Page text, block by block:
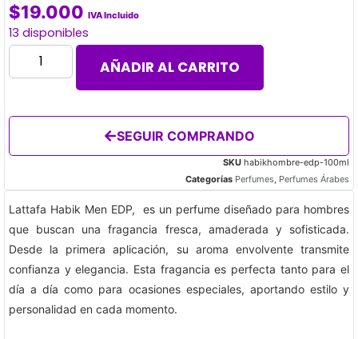
$19.000 IVA Incluido
13 disponibles
AÑADIR AL CARRITO
SEGUIR COMPRANDO
SKU habikhombre-edp-100ml
Categorías Perfumes, Perfumes Árabes
Lattafa Habik Men EDP, es un perfume diseñado para hombres
que buscan una fragancia fresca, amaderada y sofisticada.
Desde la primera aplicación, su aroma envolvente transmite
confianza y elegancia. Esta fragancia es perfecta tanto para el
día a día como para ocasiones especiales, aportando estilo y
personalidad en cada momento.